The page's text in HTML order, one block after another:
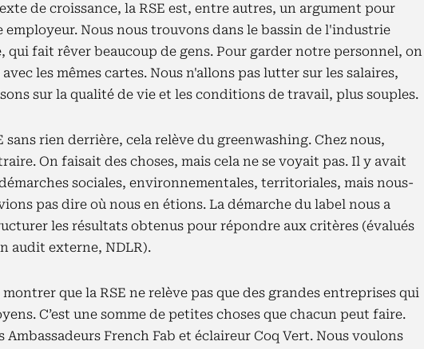
de croissance, la RSE est, entre autres, un argument pour
employeur. Nous nous trouvons dans le bassin de l'industrie
qui fait rêver beaucoup de gens. Pour garder notre personnel, on
les mêmes cartes. Nous n'allons pas lutter sur les salaires,
sur la qualité de vie et les conditions de travail, plus souples.
sans rien derrière, cela relève du greenwashing. Chez nous,
On faisait des choses, mais cela ne se voyait pas. Il y avait
sociales, environnementales, territoriales, mais nous-
pas dire où nous en étions. La démarche du label nous a
les résultats obtenus pour répondre aux critères (évalués
audit externe, NDLR).
que la RSE ne relève pas que des grandes entreprises qui
C’est une somme de petites choses que chacun peut faire.
Ambassadeurs French Fab et éclaireur Coq Vert. Nous voulons